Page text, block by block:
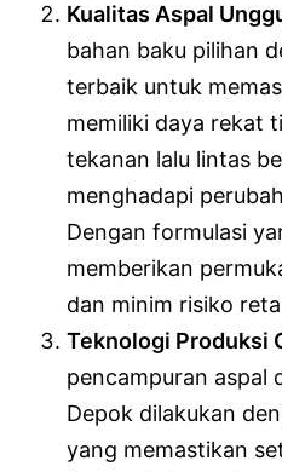
Kualitas Aspal
bahan baku pilihan
terbaik untuk
memiliki daya rekat
tekanan lalu lintas
menghadapi
Dengan formulasi
memberikan
dan minim risiko
Teknologi Produksi
pencampuran aspal
Depok dilakukan
yang memastikan